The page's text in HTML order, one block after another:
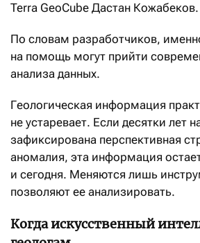
Terra GeoCube Дастан Кожабеков.
По словам разработчиков,
на помощь могут прийти
анализа данных.
Геологическая информация
не устаревает. Если десятки лет
зафиксирована перспективная
аномалия, эта информация
и сегодня. Меняются лишь
позволяют ее анализировать.
Когда искусственный